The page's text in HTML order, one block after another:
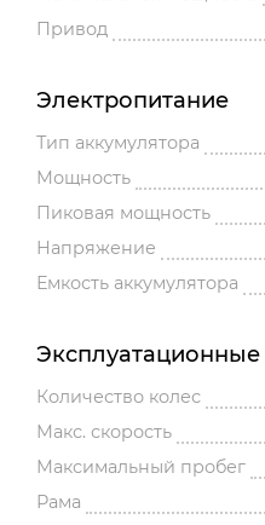
Привод
Электропитание
Тип аккумулятора
Мощность
Пиковая мощность
Напряжение
Емкость аккумулятора
Эксплуатационные
Количество колес
Макс. скорость
Максимальный пробег
Рама